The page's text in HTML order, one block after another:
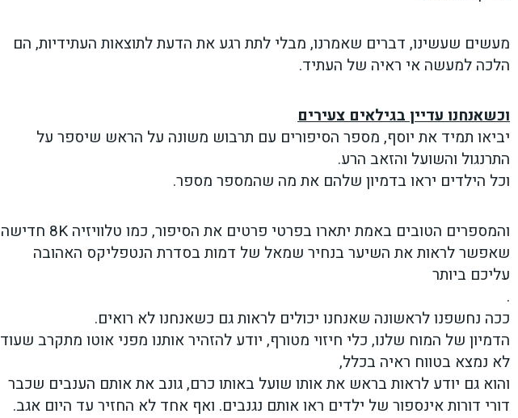
מעשים שעשינו, דברים שאמרנו, מבלי לתת רגע את הדעת לתוצאות העתידיות, הם
הלכה למעשה אי ראיה של העתיד.
וכשאנחנו עדיין בגילאים צעירים
יביאו תמיד את יוסף, מספר הסיפורים עם תרבוש משונה על הראש שיספר על
התרנגול והשועל והזאב הרע.
וכל הילדים יראו בדמיון שלהם את מה שהמספר מספר.
והמספרים הטובים באמת יתארו בפרטי פרטים את הסיפור, כמו טלוויזיה 8K חדישה
שאפשר לראות את השיער בנחיר שמאל של דמות בסדרת הנטפליקס האהובה
עליכם ביותר
.
ככה נחשפנו לראשונה שאנחנו יכולים לראות גם כשאנחנו לא רואים.
הדמיון של המוח שלנו, כלי חיזוי מטורף, יודע להזהיר אותנו מפני אוטו מתקרב שעוד
לא נמצא בטווח ראיה בכלל,
והוא גם יודע לראות בראש את אותו שועל באותו כרם, גונב את אותם הענבים שכבר
דורי דורות אינספור של ילדים ראו אותם נגנבים. ואף אחד לא החזיר עד היום אגב.